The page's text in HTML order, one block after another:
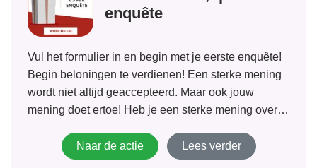
enquête
Vul het formulier in en begin met je eerste enquête!
Begin beloningen te verdienen! Een sterke mening
wordt niet altijd geaccepteerd. Maar ook jouw
mening doet ertoe! Heb je een sterke mening over
mening over bijvoorbeeld tandpasta!...
Naar de actie Lees verder